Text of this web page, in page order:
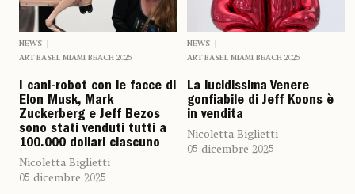
NEWS
ART BASEL MIAMI BEACH 2025
I cani-robot con le facce di
Elon Musk, Mark
Zuckerberg e Jeff Bezos
sono stati venduti tutti a
100.000 dollari ciascuno
Nicoletta Biglietti
05 dicembre 2025
NEWS
ART BASEL MIAMI BEACH 2025
La lucidissima Venere
gonfiabile di Jeff Koons è
in vendita
Nicoletta Biglietti
05 dicembre 2025